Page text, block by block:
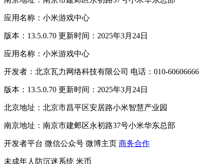
应用名称：小米游戏中心
版本：13.5.0.70 更新时间：2025年3月24日
应用名称：小米游戏中心
开发者：北京瓦力网络科技有限公司 电话：010-60606666
版本：13.5.0.70 更新时间：2025年3月24日
北京地址：北京市昌平区安居路小米智慧产业园
南京地址：南京市建邺区永初路37号小米华东总部
开发者平台 微信公众号 微博主页 商务合作
未成年人防沉迷系统 米币